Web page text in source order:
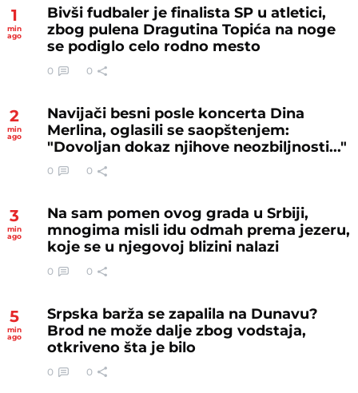
1
min
ago
Bivši fudbaler je finalista SP u atletici,
zbog pulena Dragutina Topića na noge
se podiglo celo rodno mesto
0 0
2
min
ago
Navijači besni posle koncerta Dina
Merlina, oglasili se saopštenjem:
"Dovoljan dokaz njihove neozbiljnosti..."
0 0
3
min
ago
Na sam pomen ovog grada u Srbiji,
mnogima misli idu odmah prema jezeru,
koje se u njegovoj blizini nalazi
0 0
5
min
ago
Srpska barža se zapalila na Dunavu?
Brod ne može dalje zbog vodstaja,
otkriveno šta je bilo
0 0